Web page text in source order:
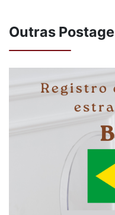
Outras